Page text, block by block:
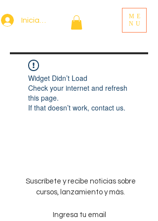
Iniciar sesión
ME
NU
Widget Didn’t Load
Check your internet and refresh
this page.
If that doesn’t work, contact us.
Suscríbete y recibe noticias sobre
cursos, lanzamiento y más.